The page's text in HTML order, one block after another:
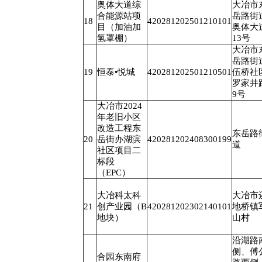
18
奥体大道综
合能源站项
目（加油加
氢罩棚）
420281202501210101
大冶市
岳路街
奥体大
13号
19 恒泰•悦城 420281202501210501
大冶市
岳路街
伍桥社
罗家井
9号
20
大冶市2024
年老旧小区
改造工程东
岳街办湖滨
社区项目二
标段
（EPC）
420281202408300199
东岳路
道
21
大冶科太科
创产业园（B
地块）
420281202302140101
大冶市
地桥镇
山村
合园东南府
沿湖路
侧、傅